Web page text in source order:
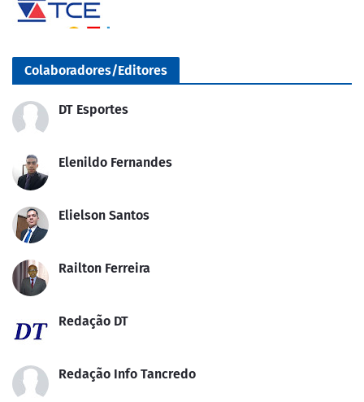
Colaboradores/Editores
DT Esportes
Elenildo Fernandes
Elielson Santos
Railton Ferreira
Redação DT
Redação Info Tancredo